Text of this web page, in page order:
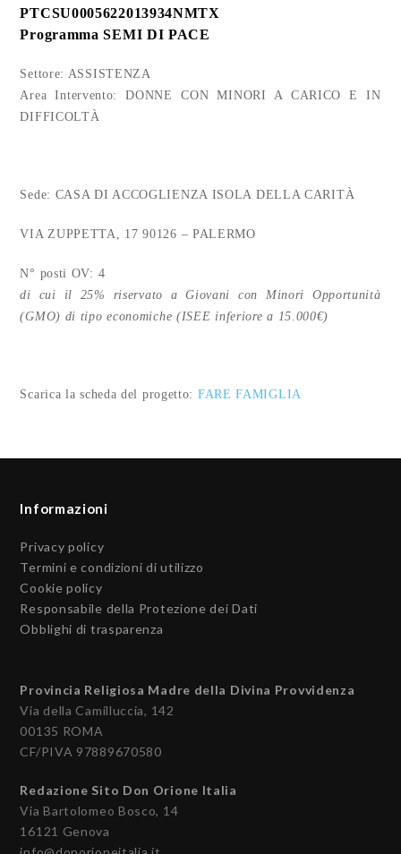
PTCSU0005622013934NMTX
Programma SEMI DI PACE
Settore: ASSISTENZA
Area Intervento: DONNE CON MINORI A CARICO E IN
DIFFICOLTÀ
Sede: CASA DI ACCOGLIENZA ISOLA DELLA CARITÀ
VIA ZUPPETTA, 17 90126 – PALERMO
N° posti OV: 4
di cui il 25% riservato a Giovani con Minori Opportunità
(GMO) di tipo economiche (ISEE inferiore a 15.000€)
Scarica la scheda del progetto: FARE FAMIGLIA
Informazioni
Privacy policy
Termini e condizioni di utilizzo
Cookie policy
Responsabile della Protezione dei Dati
Obblighi di trasparenza
Provincia Religiosa Madre della Divina Provvidenza
Via della Camilluccia, 142
00135 ROMA
CF/PIVA 97889670580
Redazione Sito Don Orione Italia
Via Bartolomeo Bosco, 14
16121 Genova